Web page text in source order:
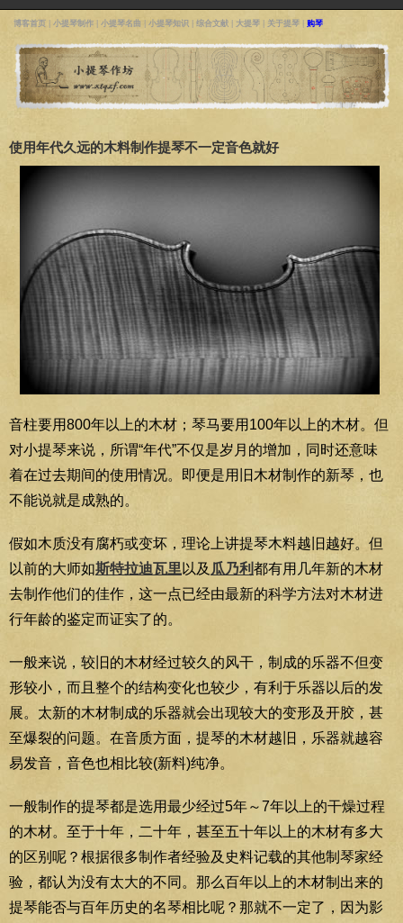
博客首页 小提琴制作 小提琴名曲 小提琴知识 综合文献 大提琴 关于提琴 购琴
使用年代久远的木料制作提琴不一定音色就好
音柱要用800年以上的木材；琴马要用100年以上的木材。但
对小提琴来说，所谓“年代”不仅是岁月的增加，同时还意味
着在过去期间的使用情况。即便是用旧木材制作的新琴，也
不能说就是成熟的。
假如木质没有腐朽或变坏，理论上讲提琴木料越旧越好。但
以前的大师如斯特拉迪瓦里 以及 瓜乃利都有用几年新的木材
去制作他们的佳作，这一点已经由最新的科学方法对木材进
行年龄的鉴定而证实了的。
一般来说，较旧的木材经过较久的风干，制成的乐器不但变
形较小，而且整个的结构变化也较少，有利于乐器以后的发
展。太新的木材制成的乐器就会出现较大的变形及开胶，甚
至爆裂的问题。在音质方面，提琴的木材越旧，乐器就越容
易发音，音色也相比较(新料)纯净。
一般制作的提琴都是选用最少经过5年～7年以上的干燥过程
的木材。至于十年，二十年，甚至五十年以上的木材有多大
的区别呢？根据很多制作者经验及史料记载的其他制琴家经
验，都认为没有太大的不同。那么百年以上的木材制出来的
提琴能否与百年历史的名琴相比呢？那就不一定了，因为影